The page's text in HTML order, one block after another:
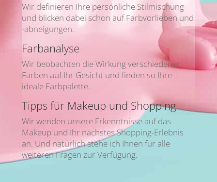
Wir definieren Ihre persönliche Stilmischung
und blicken dabei schon auf Farbvorlieben und
-abneigungen.
Farbanalyse
Wir beobachten die Wirkung verschiedener
Farben auf Ihr Gesicht und finden so Ihre
ideale Farbpalette.
Tipps für Makeup und Shopping
Wir wenden unsere Erkenntnisse auf das
Makeup und Ihr nächstes Shopping-Erlebnis
an. Und natürlich stehe ich Ihnen für alle
weiteren Fragen zur Verfügung.